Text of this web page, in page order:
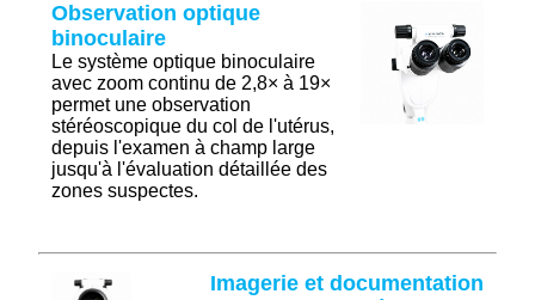
Observation optique
binoculaire
Le système optique binoculaire
avec zoom continu de 2,8× à 19×
permet une observation
stéréoscopique du col de l'utérus,
depuis l'examen à champ large
jusqu'à l'évaluation détaillée des
zones suspectes.
Imagerie et documentation